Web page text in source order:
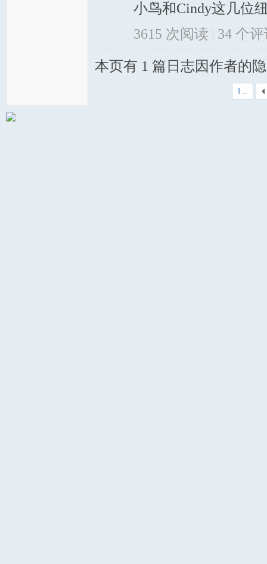
小鸟和Cindy这几位
3615 次阅读 | 34个评
本页有 1 篇日志因作者的
1 ...